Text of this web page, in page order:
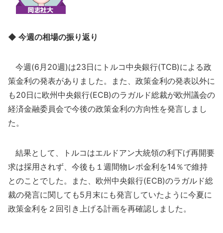
◆ 今週の相場の振り返り
今週(6月20週)は23日にトルコ中央銀行(TCB)による政
策金利の発表がありました。また、政策金利の発表以外に
も20日に欧州中央銀行(ECB)のラガルド総裁が欧州議会の
経済金融委員会で今後の政策金利の方向性を発言しまし
た。
結果として、トルコはエルドアン大統領の利下げ再開要
求は採用されず、今後も１週間物レポ金利を14％で維持
とのことでした。また、欧州中央銀行(ECB)のラガルド総
裁の発言に関しても5月末にも発言していたように今夏に
政策金利を２回引き上げる計画を再確認しました。